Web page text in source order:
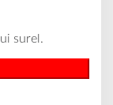
surel.